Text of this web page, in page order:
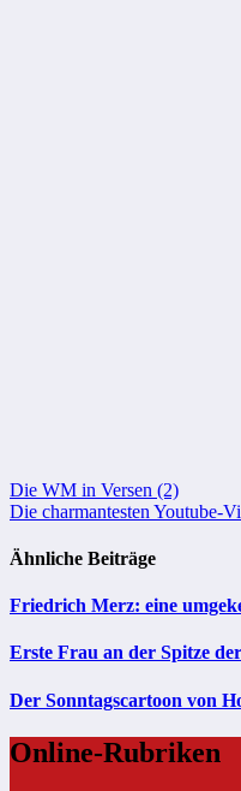
Beitragsnavigation
Die WM in Versen (2)
Die charmantesten Youtube-
Ähnliche Beiträge
Friedrich Merz: eine
Erste Frau an der Spitze
Der Sonntagscartoon von
Online-Rubriken